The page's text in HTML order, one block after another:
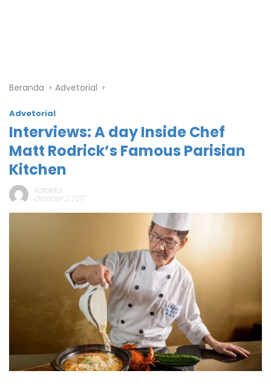
Beranda Advetorial
Advetorial
Interviews: A day Inside Chef
Matt Rodrick’s Famous Parisian
Kitchen
Katakita
Oktober 2, 2017